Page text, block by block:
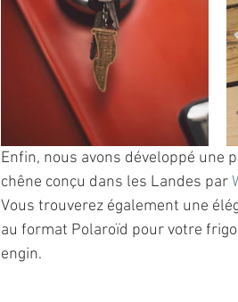
Enfin, nous avons développé une
chêne conçu dans les Landes par
Vous trouverez également une
au format Polaroïd pour votre
engin.